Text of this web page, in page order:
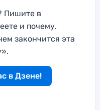
Пишите в
и почему.
закончится эта
в Дзене!